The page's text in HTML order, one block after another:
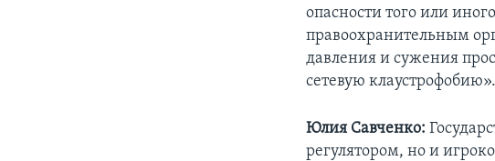
опасности того или
правоохранительным
давления и сужения
сетевую клаустрофобию».
Юлия Савченко:
регулятором, но и